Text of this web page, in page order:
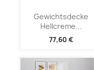
Gewichtsdecke
Hellcreme...
77,60 €